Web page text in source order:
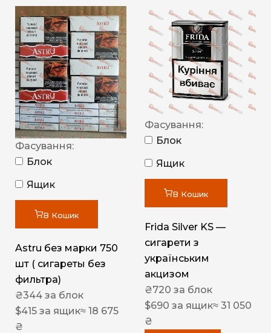
Фасування:
Блок
Ящик
В Кошик
Astru без марки 750
шт ( сигареты без
фильтра)
₴344 за блок
$415 за ящик≈ 18 675
₴
Фасування:
Блок
Ящик
В Кошик
Frida Silver KS —
сигарети з
українським
акцизом
₴720 за блок
$690 за ящик≈ 31 050
₴